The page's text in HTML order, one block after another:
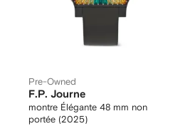
Pre-Owned
F.P. Journe
montre Élégante 48 mm non
portée (2025)